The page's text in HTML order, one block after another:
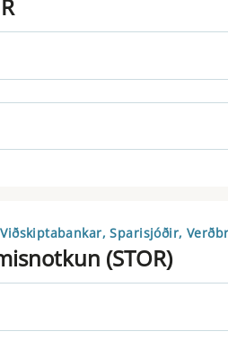
Viðskiptabankar, Sparisjóðir,
(STOR)